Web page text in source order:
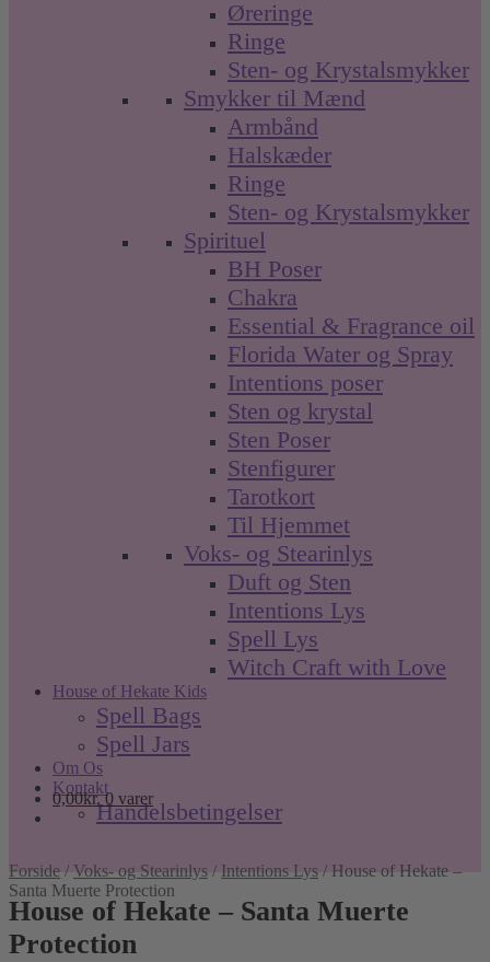
Øreringe
Ringe
Sten- og Krystalsmykker
Smykker til Mænd
Armbånd
Halskæder
Ringe
Sten- og Krystalsmykker
Spirituel
BH Poser
Chakra
Essential & Fragrance oil
Florida Water og Spray
Intentions poser
Sten og krystal
Sten Poser
Stenfigurer
Tarotkort
Til Hjemmet
Voks- og Stearinlys
Duft og Sten
Intentions Lys
Spell Lys
Witch Craft with Love
House of Hekate Kids
Spell Bags
Spell Jars
Om Os
Kontakt
Handelsbetingelser
0,00kr. 0 varer
Forside /Voks- og Stearinlys /Intentions Lys /House of Hekate –
Santa Muerte Protection
House of Hekate – Santa Muerte
Protection